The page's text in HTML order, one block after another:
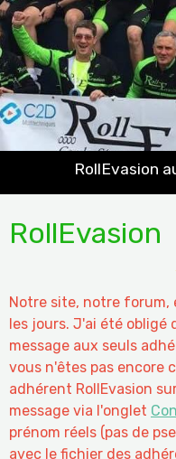
RollEvasion
RollEvasion
Notre site, notre forum,
les jours. J'ai été obligé
message aux seuls
vous n'êtes pas encore
adhérent RollEvasion
message via l'onglet
prénom réels (pas de
avec le fichier des